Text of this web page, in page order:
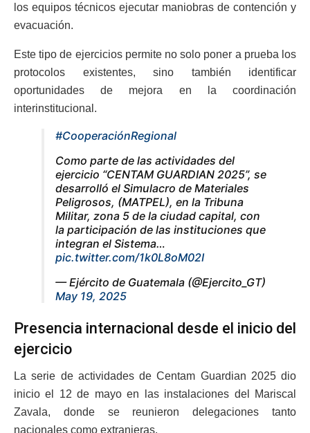
los equipos técnicos ejecutar maniobras de contención y
evacuación.
Este tipo de ejercicios permite no solo poner a prueba los
protocolos existentes, sino también identificar
oportunidades de mejora en la coordinación
interinstitucional.
#CooperaciónRegional
Como parte de las actividades del
ejercicio “CENTAM GUARDIAN 2025”, se
desarrolló el Simulacro de Materiales
Peligrosos, (MATPEL), en la Tribuna
Militar, zona 5 de la ciudad capital, con
la participación de las instituciones que
integran el Sistema…
pic.twitter.com/1k0L8oM02I
— Ejército de Guatemala (@Ejercito_GT)
May 19, 2025
Presencia internacional desde el inicio del
ejercicio
La serie de actividades de Centam Guardian 2025 dio
inicio el 12 de mayo en las instalaciones del Mariscal
Zavala, donde se reunieron delegaciones tanto
nacionales como extranjeras.